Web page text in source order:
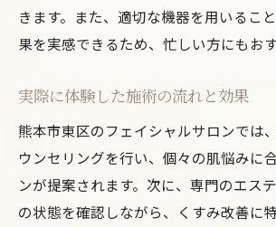
きます。また、適切な機器を用いるこ
果を実感できるため、忙しい方にもおす
実際に体験した施術の流れと効果
熊本市東区のフェイシャルサロンでは
ウンセリングを行い、個々の肌悩みに
ンが提案されます。次に、専門のエス
の状態を確認しながら、くすみ改善に